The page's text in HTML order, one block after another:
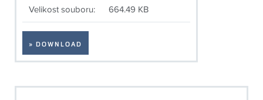
Velikost souboru: 664.49 KB
» DOWNLOAD